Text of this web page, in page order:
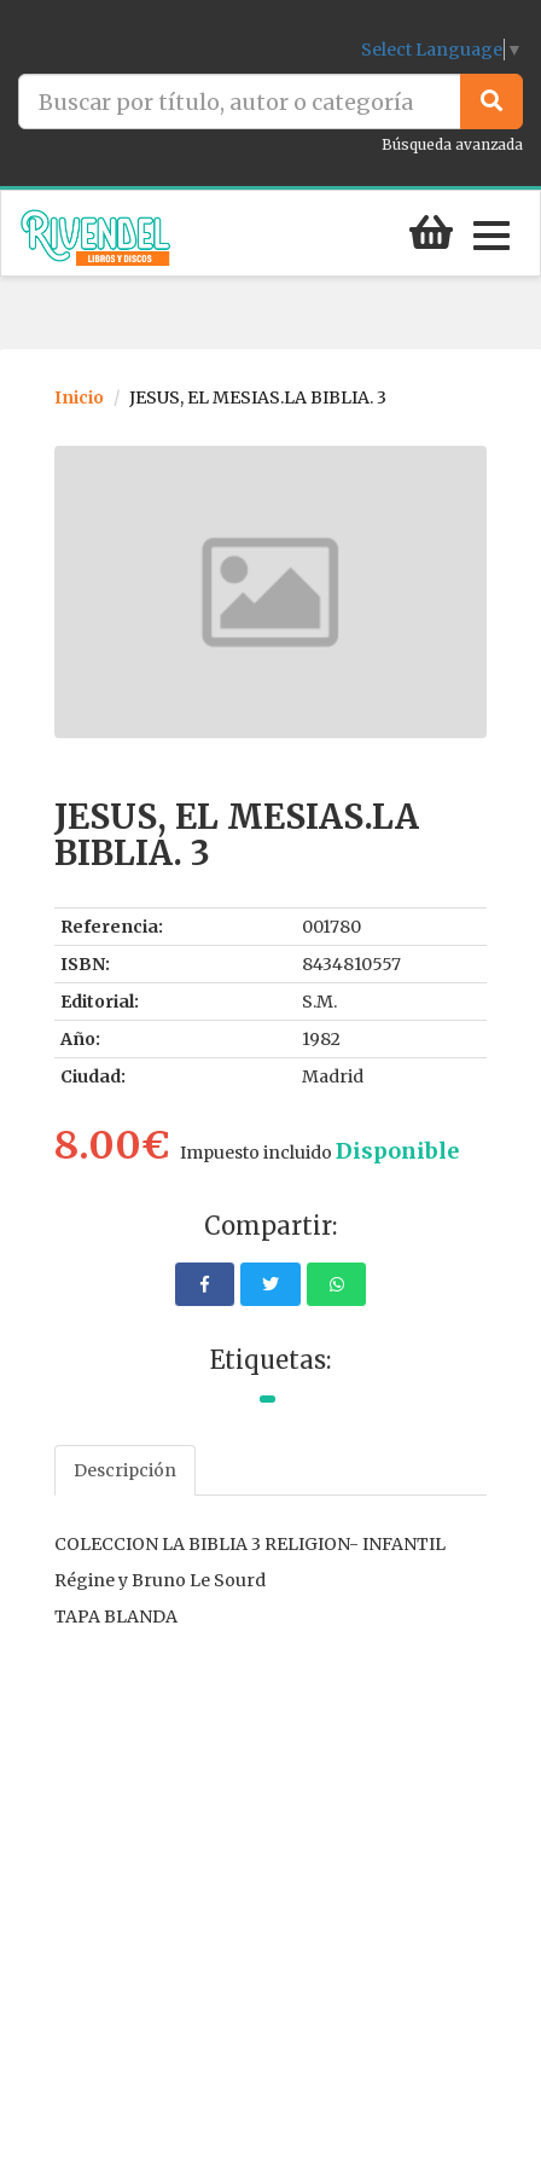
Select Language ▼
Búsqueda avanzada
Inicio JESUS, EL MESIAS.LA BIBLIA. 3
JESUS, EL MESIAS.LA
BIBLIA. 3
Referencia:
001780
ISBN:
8434810557
Editorial:
S.M.
Año:
1982
Ciudad:
Madrid
8.00€ Impuesto incluido Disponible
Compartir:
Etiquetas:
Descripción
COLECCION LA BIBLIA 3 RELIGION- INFANTIL
Régine y Bruno Le Sourd
TAPA BLANDA